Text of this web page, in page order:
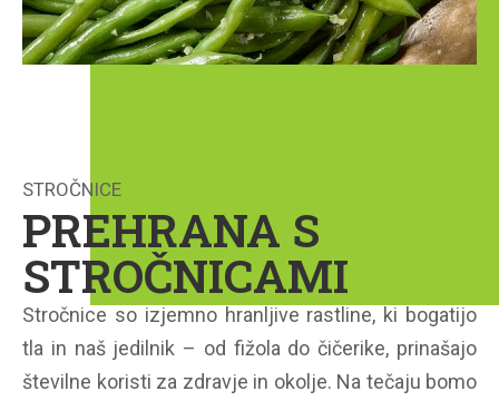
STROČNICE
PREHRANA S
STROČNICAMI
Stročnice so izjemno hranljive rastline, ki bogatijo
tla in naš jedilnik – od fižola do čičerike, prinašajo
številne koristi za zdravje in okolje. Na tečaju bomo